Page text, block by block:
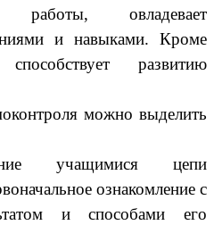
овладевает
и навыками. Кроме
развитию
можно выделить
учащимися цепи
ознакомление с
и способами его